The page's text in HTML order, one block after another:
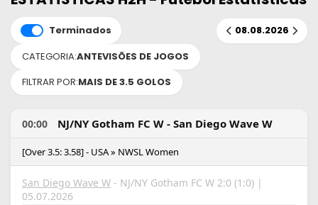
Terminados
08.08.2026
CATEGORIA:ANTEVISÕES DE JOGOS
FILTRAR POR:MAIS DE 3.5 GOLOS
00:00 NJ/NY Gotham FC W - San Diego Wave W
[Over 3.5: 3.58] - USA » NWSL Women
San Diego Wave W - NJ/NY Gotham FC W 2:0 (1:0) |
05.07.2026